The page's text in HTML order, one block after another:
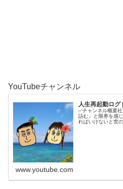
YouTubeチャンネル
人生再起動ログ
✅チャンネル概要
詰む」と限界を感
ればいけないと世
www.youtube.com